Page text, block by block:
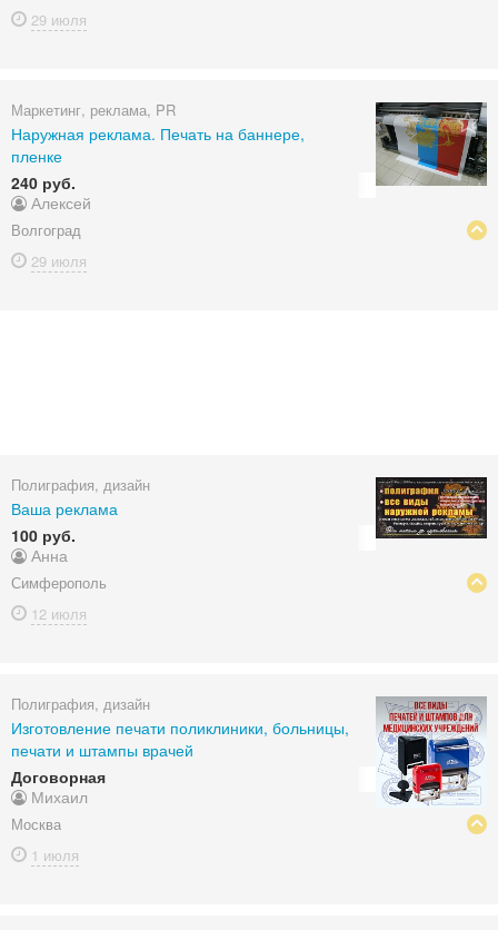
29 июля
Маркетинг, реклама, PR
Наружная реклама. Печать на баннере,
пленке
240 руб.
Алексей
Волгоград
29 июля
Полиграфия, дизайн
Ваша реклама
100 руб.
Анна
Симферополь
12 июля
Полиграфия, дизайн
Изготовление печати поликлиники, больницы,
печати и штампы врачей
Договорная
Михаил
Москва
1 июля